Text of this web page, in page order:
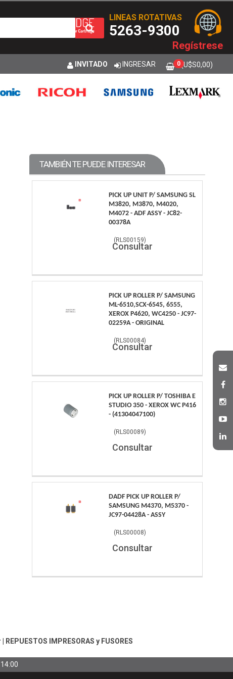
INVITADO INGRESAR 0 (U$S0,00)
LINEAS ROTATIVAS
5263-9300
Regístrese
TAMBIÉN TE PUEDE INTERESAR
PICK UP UNIT P/ SAMSUNG SL
M3820, M3870, M4020,
M4072 - ADF ASSY - JC82-
00378A
( RLS00159)
Consultar
PICK UP ROLLER P/ SAMSUNG
ML-6510,SCX-6545, 6555,
XEROX P4620, WC4250 - JC97-
02259A - ORIGINAL
( RLS00084)
Consultar
PICK UP ROLLER P/ TOSHIBA E
STUDIO 350 - XEROX WC P416
- (41304047100)
( RLS00089)
Consultar
DADF PICK UP ROLLER P/
SAMSUNG M4370, M5370 -
JC97-04428A - ASSY
( RLS00008)
Consultar
REPUESTOS IMPRESORAS y FUSORES